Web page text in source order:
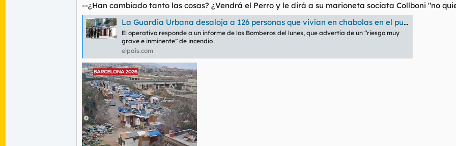
--¿Han cambiado tanto las cosas? ¿Vendrá el Perro y le dirá a su marioneta sociata Collboni "no
La Guardia Urbana desaloja a 126 personas que vivían en chabolas en el puente del Treball de Barcelona
El operativo responde a un informe de los Bomberos del lunes, que advertía de un “riesgo muy
grave e inminente” de incendio
elpais.com